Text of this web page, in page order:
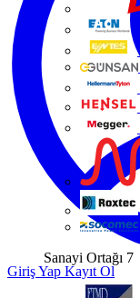
Sanayi Ortağı 7
Giriş Yap Kayıt Ol